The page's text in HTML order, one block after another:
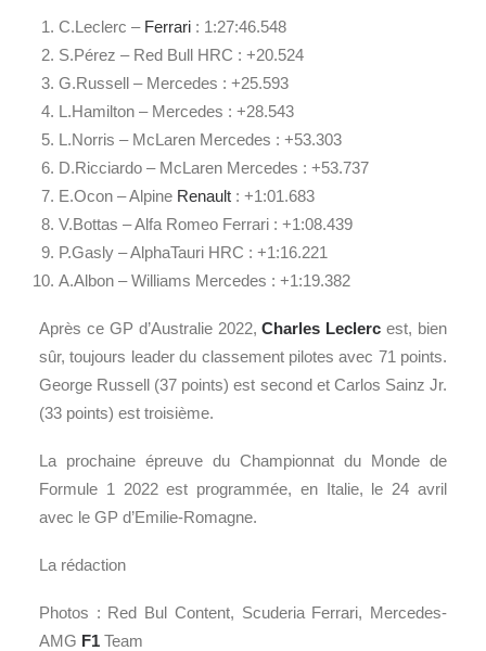
C.Leclerc – Ferrari : 1:27:46.548
S.Pérez – Red Bull HRC : +20.524
G.Russell – Mercedes : +25.593
L.Hamilton – Mercedes : +28.543
L.Norris – McLaren Mercedes : +53.303
D.Ricciardo – McLaren Mercedes : +53.737
E.Ocon – Alpine Renault : +1:01.683
V.Bottas – Alfa Romeo Ferrari : +1:08.439
P.Gasly – AlphaTauri HRC : +1:16.221
A.Albon – Williams Mercedes : +1:19.382
Après ce GP d’Australie 2022,Charles Leclerc est, bien
sûr, toujours leader du classement pilotes avec 71 points.
George Russell (37 points) est second et Carlos Sainz Jr.
(33 points) est troisième.
La prochaine épreuve du Championnat du Monde de
Formule 1 2022 est programmée, en Italie, le 24 avril
avec le GP d’Emilie-Romagne.
La rédaction
Photos : Red Bul Content, Scuderia Ferrari, Mercedes-
AMG F1 Team